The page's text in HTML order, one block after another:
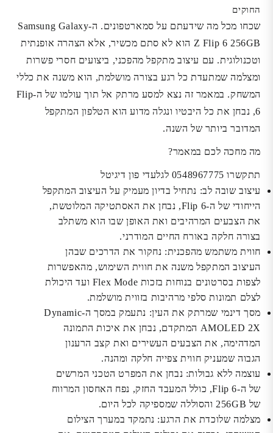
החוקים
שכחו מכל מה שידעתם על סמארטפונים. ה-Samsung Galaxy
Z Flip 6 256GB הוא לא סתם מכשיר, אלא הצהרה אופנתית
וטכנולוגית. עם עיצוב מתקפל מהפכני, ביצועים חסרי פשרות
ומצלמה שמתעדת כל רגע בצורה מושלמת, הוא משנה את כללי
המשחק. במאמר זה נצא למסע מרתק אל תוך עולמו של ה-Flip
6, נבחן את כל היבטיו ונגלה מדוע הוא הטלפון המתקפל
המדובר ביותר של השנה.
מה מחכה לכם במאמר?
תתקשרו 0548967775 לגלעדי פון דיגיטל
עיצוב שובה לב: נתחיל בדיון מעמיק על העיצוב המתקפל
הייחודי של ה-Flip 6, נבחן את האסתטיקה המלוטשת,
את הצבעים המרהיבים ואת האופן שבו הוא משתלב
בצורה חלקה באורח החיים המודרני.
חווית משתמש מהפכנית: נחקור את הדרכים שבהן
העיצוב המתקפל משנה את חווית השימוש, מהאפשרות
לצפות בסרטונים בנוחות בזכות Flex Mode ועד היכולת
לצלם תמונות סלפי מרהיבות בזווית מושלמת.
מסך דינמי שמרתק את העין:
נתעמק במסך ה-Dynamic
AMOLED 2X המתקדם, נבחן את איכות התמונה
המדהימה, את הצבעים העשירים ואת קצב הרענון
הגבוה שמעניק חווית צפייה חלקה ומהנה.
עוצמה ללא גבולות: נבחן את המפרט הטכני המרשים
של ה-Flip 6, כולל המעבד החזק, נפח האחסון המרווח
של 256GB והסוללה שמספיקה לכל היום.
מצלמה שלוכדת את הרגע: נתמקד במערך הצילום